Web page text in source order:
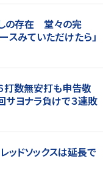
の存在 堂々の完
スみていただけたら」
打数無安打も申告敬
ヨナラ負けで３連敗
ッドソックスは延長で